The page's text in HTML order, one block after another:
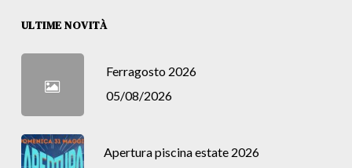
ULTIME NOVITÀ
Ferragosto 2026
05/08/2026
Apertura piscina estate 2026